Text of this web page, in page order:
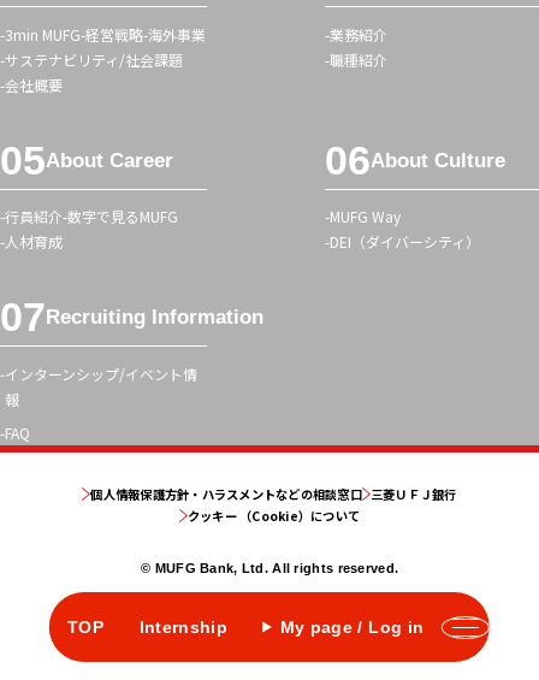
TOP Internship My page / Log in
ュ
ー3min MUFG 経営戦略 海外事業
サステナビリティ/社会課題
会社概要
業務紹介
職種紹介
About Career
行員紹介 数字で見るMUFG
人材育成
About Culture
MUFG Way
DEI（ダイバーシティ）
Recruiting Information
インターンシップ/イベント情
報
FAQ
個人情報保護方針・ハラスメントなどの相談窓口 三菱ＵＦＪ銀行
クッキー （Cookie）について
© MUFG Bank, Ltd. All rights reserved.